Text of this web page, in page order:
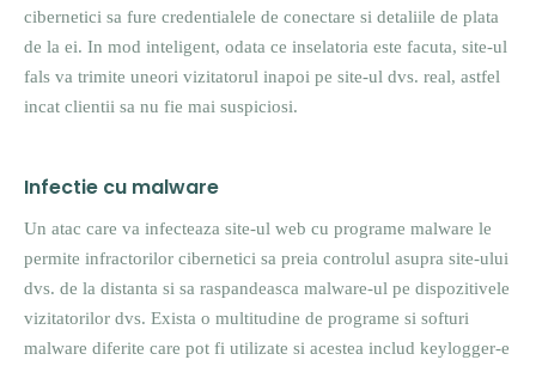
cibernetici sa fure credentialele de conectare si detaliile de plata
de la ei. In mod inteligent, odata ce inselatoria este facuta, site-ul
fals va trimite uneori vizitatorul inapoi pe site-ul dvs. real, astfel
incat clientii sa nu fie mai suspiciosi.
Infectie cu malware
Un atac care va infecteaza site-ul web cu programe malware le
permite infractorilor cibernetici sa preia controlul asupra site-ului
dvs. de la distanta si sa raspandeasca malware-ul pe dispozitivele
vizitatorilor dvs. Exista o multitudine de programe si softuri
malware diferite care pot fi utilizate si acestea includ keylogger-e